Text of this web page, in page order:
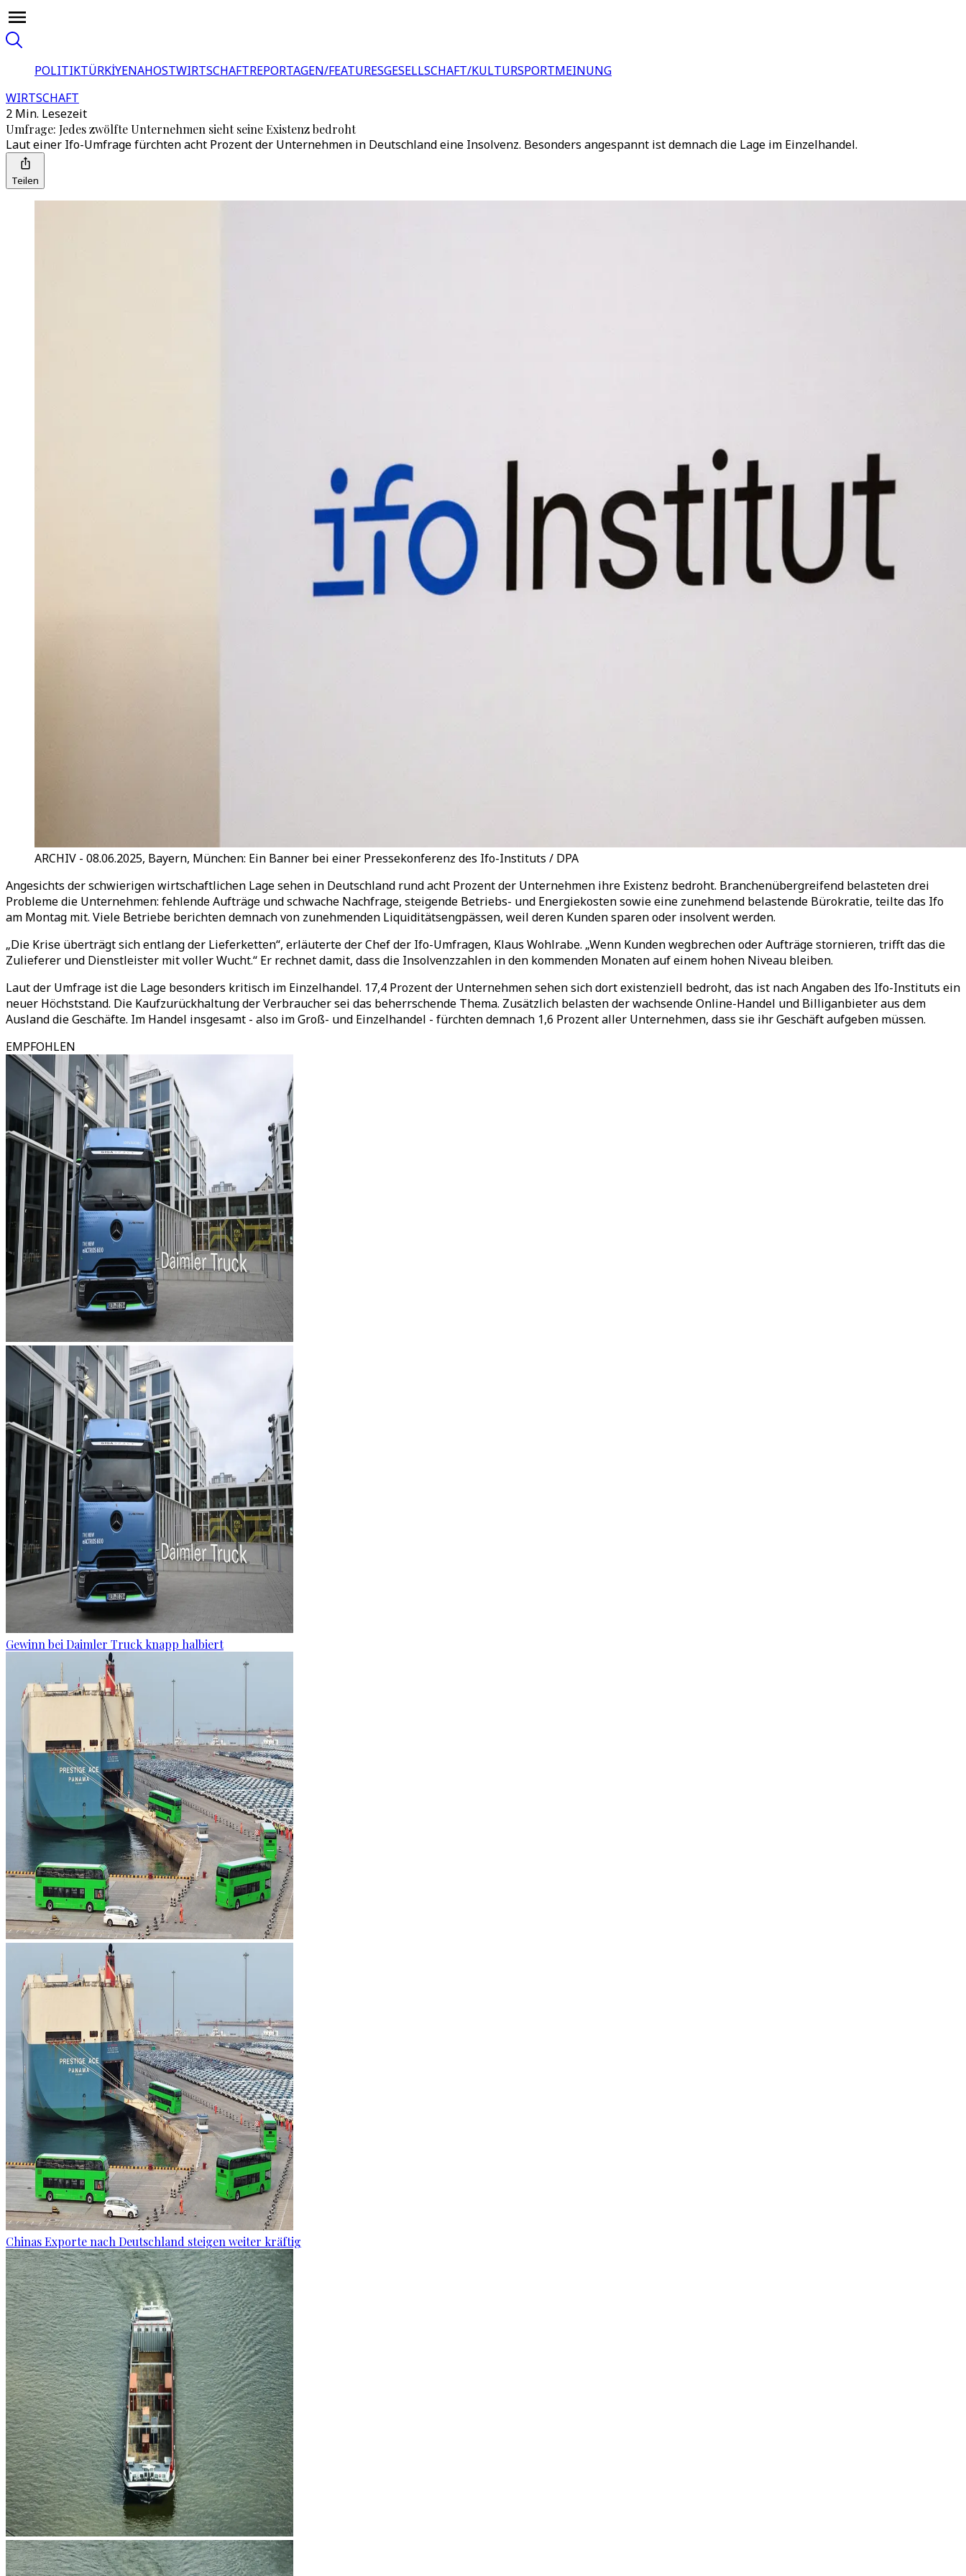
POLITIKTÜRKİYENAHOSTWIRTSCHAFTREPORTAGEN/FEATURESGESELLSCHAFT/KULTURSPORTMEINUNG
WIRTSCHAFT
2 Min. Lesezeit
Umfrage: Jedes zwölfte Unternehmen sieht seine Existenz bedroht
Laut einer Ifo-Umfrage fürchten acht Prozent der Unternehmen in Deutschland eine Insolvenz. Besonders angespannt ist demnach die Lage im Einzelhandel.
Teilen
ARCHIV - 08.06.2025, Bayern, München: Ein Banner bei einer Pressekonferenz des Ifo-Instituts / DPA
Angesichts der schwierigen wirtschaftlichen Lage sehen in Deutschland rund acht Prozent der Unternehmen ihre Existenz bedroht. Branchenübergreifend belasteten drei
Probleme die Unternehmen: fehlende Aufträge und schwache Nachfrage, steigende Betriebs- und Energiekosten sowie eine zunehmend belastende Bürokratie, teilte das Ifo
am Montag mit. Viele Betriebe berichten demnach von zunehmenden Liquiditätsengpässen, weil deren Kunden sparen oder insolvent werden.
„Die Krise überträgt sich entlang der Lieferketten“, erläuterte der Chef der Ifo-Umfragen, Klaus Wohlrabe. „Wenn Kunden wegbrechen oder Aufträge stornieren, trifft das die
Zulieferer und Dienstleister mit voller Wucht.“ Er rechnet damit, dass die Insolvenzzahlen in den kommenden Monaten auf einem hohen Niveau bleiben.
Laut der Umfrage ist die Lage besonders kritisch im Einzelhandel. 17,4 Prozent der Unternehmen sehen sich dort existenziell bedroht, das ist nach Angaben des Ifo-Instituts ein
neuer Höchststand. Die Kaufzurückhaltung der Verbraucher sei das beherrschende Thema. Zusätzlich belasten der wachsende Online-Handel und Billiganbieter aus dem
Ausland die Geschäfte. Im Handel insgesamt - also im Groß- und Einzelhandel - fürchten demnach 1,6 Prozent aller Unternehmen, dass sie ihr Geschäft aufgeben müssen.
EMPFOHLEN
Gewinn bei Daimler Truck knapp halbiert
Chinas Exporte nach Deutschland steigen weiter kräftig